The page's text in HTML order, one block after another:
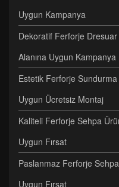
Uygun Kampanya
Dekoratif Ferforje
Alanına Uygun Kampanya
Estetik Ferforje Sundurma
Uygun Ücretsiz Montaj
Kaliteli Ferforje Sehpa
Uygun Fırsat
Paslanmaz Ferforje
Uygun Fırsat